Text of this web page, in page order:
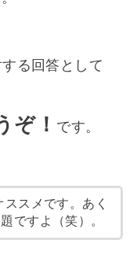
る回答として
ぞ！ です。
スメです。あく
ですよ（笑）。